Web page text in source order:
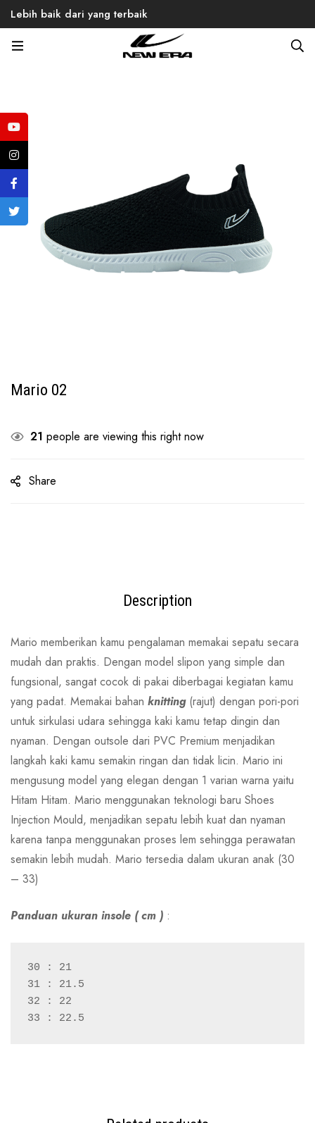
Lebih baik dari yang terbaik
Casual
Mario 02
21 people are viewing this right now
Share
Description
Mario memberikan kamu pengalaman memakai sepatu secara
mudah dan praktis. Dengan model slipon yang simple dan
fungsional, sangat cocok di pakai diberbagai kegiatan kamu
yang padat. Memakai bahan knitting(rajut) dengan pori-pori
untuk sirkulasi udara sehingga kaki kamu tetap dingin dan
nyaman. Dengan outsole dari PVC Premium menjadikan
langkah kaki kamu semakin ringan dan tidak licin. Mario ini
mengusung model yang elegan dengan 1 varian warna yaitu
Hitam Hitam. Mario menggunakan teknologi baru Shoes
Injection Mould, menjadikan sepatu lebih kuat dan nyaman
karena tanpa menggunakan proses lem sehingga perawatan
semakin lebih mudah. Mario tersedia dalam ukuran anak (30
– 33)
Panduan ukuran insole ( cm ) :
30 : 21
31 : 21.5
32 : 22
33 : 22.5